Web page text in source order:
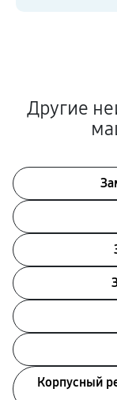
Другие
Корпусный